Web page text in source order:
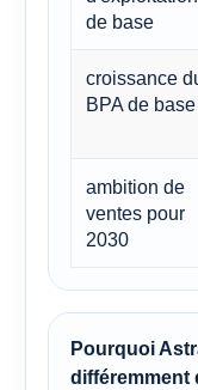
de base
croissance
BPA de base
ambition de
ventes pour
2030
Pourquoi
différemment